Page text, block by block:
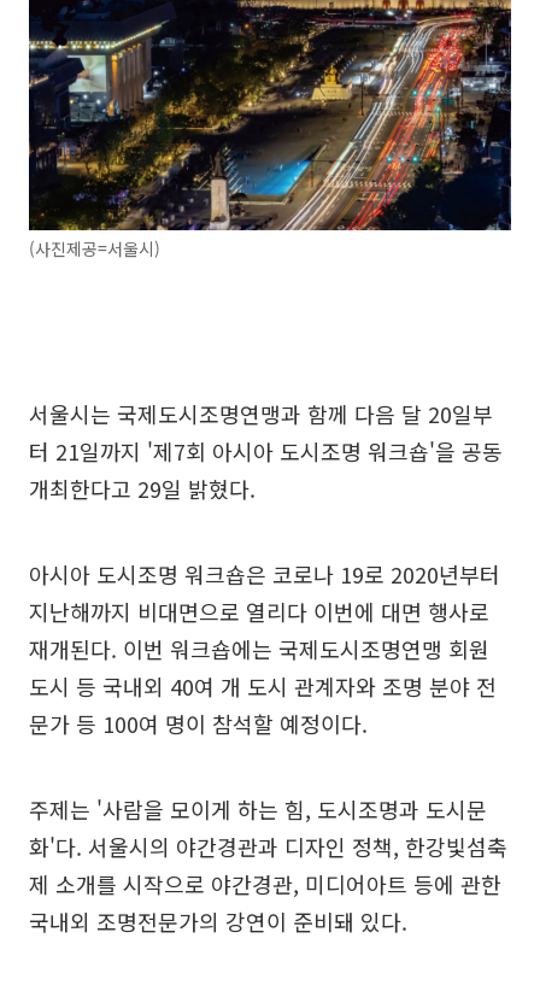
(사진제공=서울시)
서울시는 국제도시조명연맹과 함께 다음 달 20일부
터 21일까지 '제7회 아시아 도시조명 워크숍'을 공동
개최한다고 29일 밝혔다.
아시아 도시조명 워크숍은 코로나 19로 2020년부터
지난해까지 비대면으로 열리다 이번에 대면 행사로
재개된다. 이번 워크숍에는 국제도시조명연맹 회원
도시 등 국내외 40여 개 도시 관계자와 조명 분야 전
문가 등 100여 명이 참석할 예정이다.
주제는 '사람을 모이게 하는 힘, 도시조명과 도시문
화'다. 서울시의 야간경관과 디자인 정책, 한강빛섬축
제 소개를 시작으로 야간경관, 미디어아트 등에 관한
국내외 조명전문가의 강연이 준비돼 있다.